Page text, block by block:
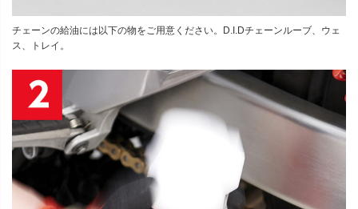
チェーンの給油には以下の物をご用意ください。D.I.Dチェーンルーブ、ウェ
ス、トレイ。